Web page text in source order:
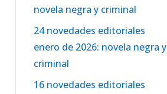
novela negra y criminal
24 novedades editoriales
enero de 2026: novela negra y
criminal
16 novedades editoriales